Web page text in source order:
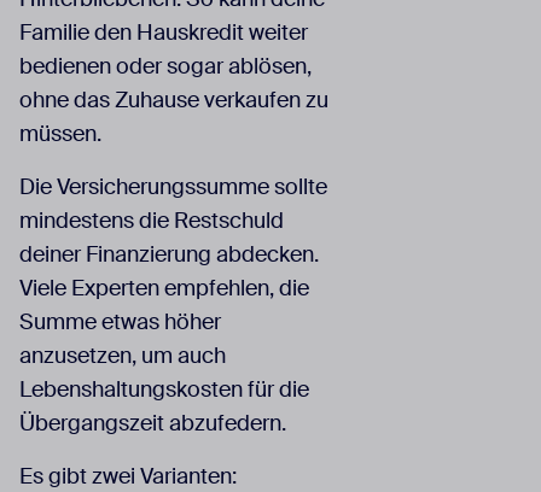
Familie den Hauskredit weiter
bedienen oder sogar ablösen,
ohne das Zuhause verkaufen zu
müssen.
Die Versicherungssumme sollte
mindestens die Restschuld
deiner Finanzierung abdecken.
Viele Experten empfehlen, die
Summe etwas höher
anzusetzen, um auch
Lebenshaltungskosten für die
Übergangszeit abzufedern.
Es gibt zwei Varianten: